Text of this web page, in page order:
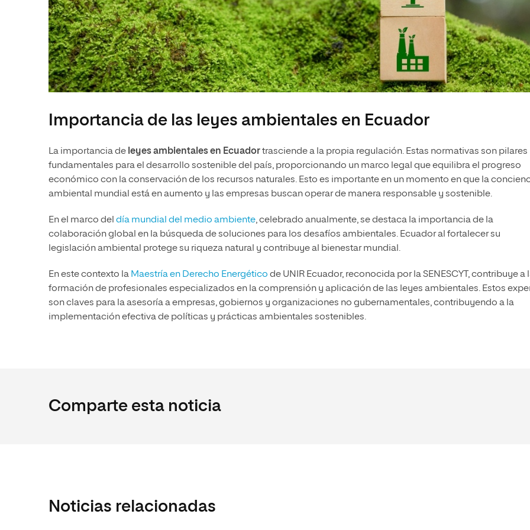
Importancia de las leyes ambientales en Ecuador
La importancia de leyes ambientales en Ecuadortrasciende a la propia regulación. Estas normativas son pilares
fundamentales para el desarrollo sostenible del país, proporcionando un marco legal que equilibra el progreso
económico con la conservación de los recursos naturales. Esto es importante en un momento en que la
ambiental mundial está en aumento y las empresas buscan operar de manera responsable y sostenible.
En el marco del día mundial del medio ambiente, celebrado anualmente, se destaca la importancia de la
colaboración global en la búsqueda de soluciones para los desafíos ambientales. Ecuador al fortalecer su
legislación ambiental protege su riqueza natural y contribuye al bienestar mundial.
En este contexto la Maestría en Derecho Energético de UNIR Ecuador, reconocida por la SENESCYT, contribuye a
formación de profesionales especializados en la comprensión y aplicación de las leyes ambientales. Estos
son claves para la asesoría a empresas, gobiernos y organizaciones no gubernamentales, contribuyendo a la
implementación efectiva de políticas y prácticas ambientales sostenibles.
Comparte esta noticia
Noticias relacionadas